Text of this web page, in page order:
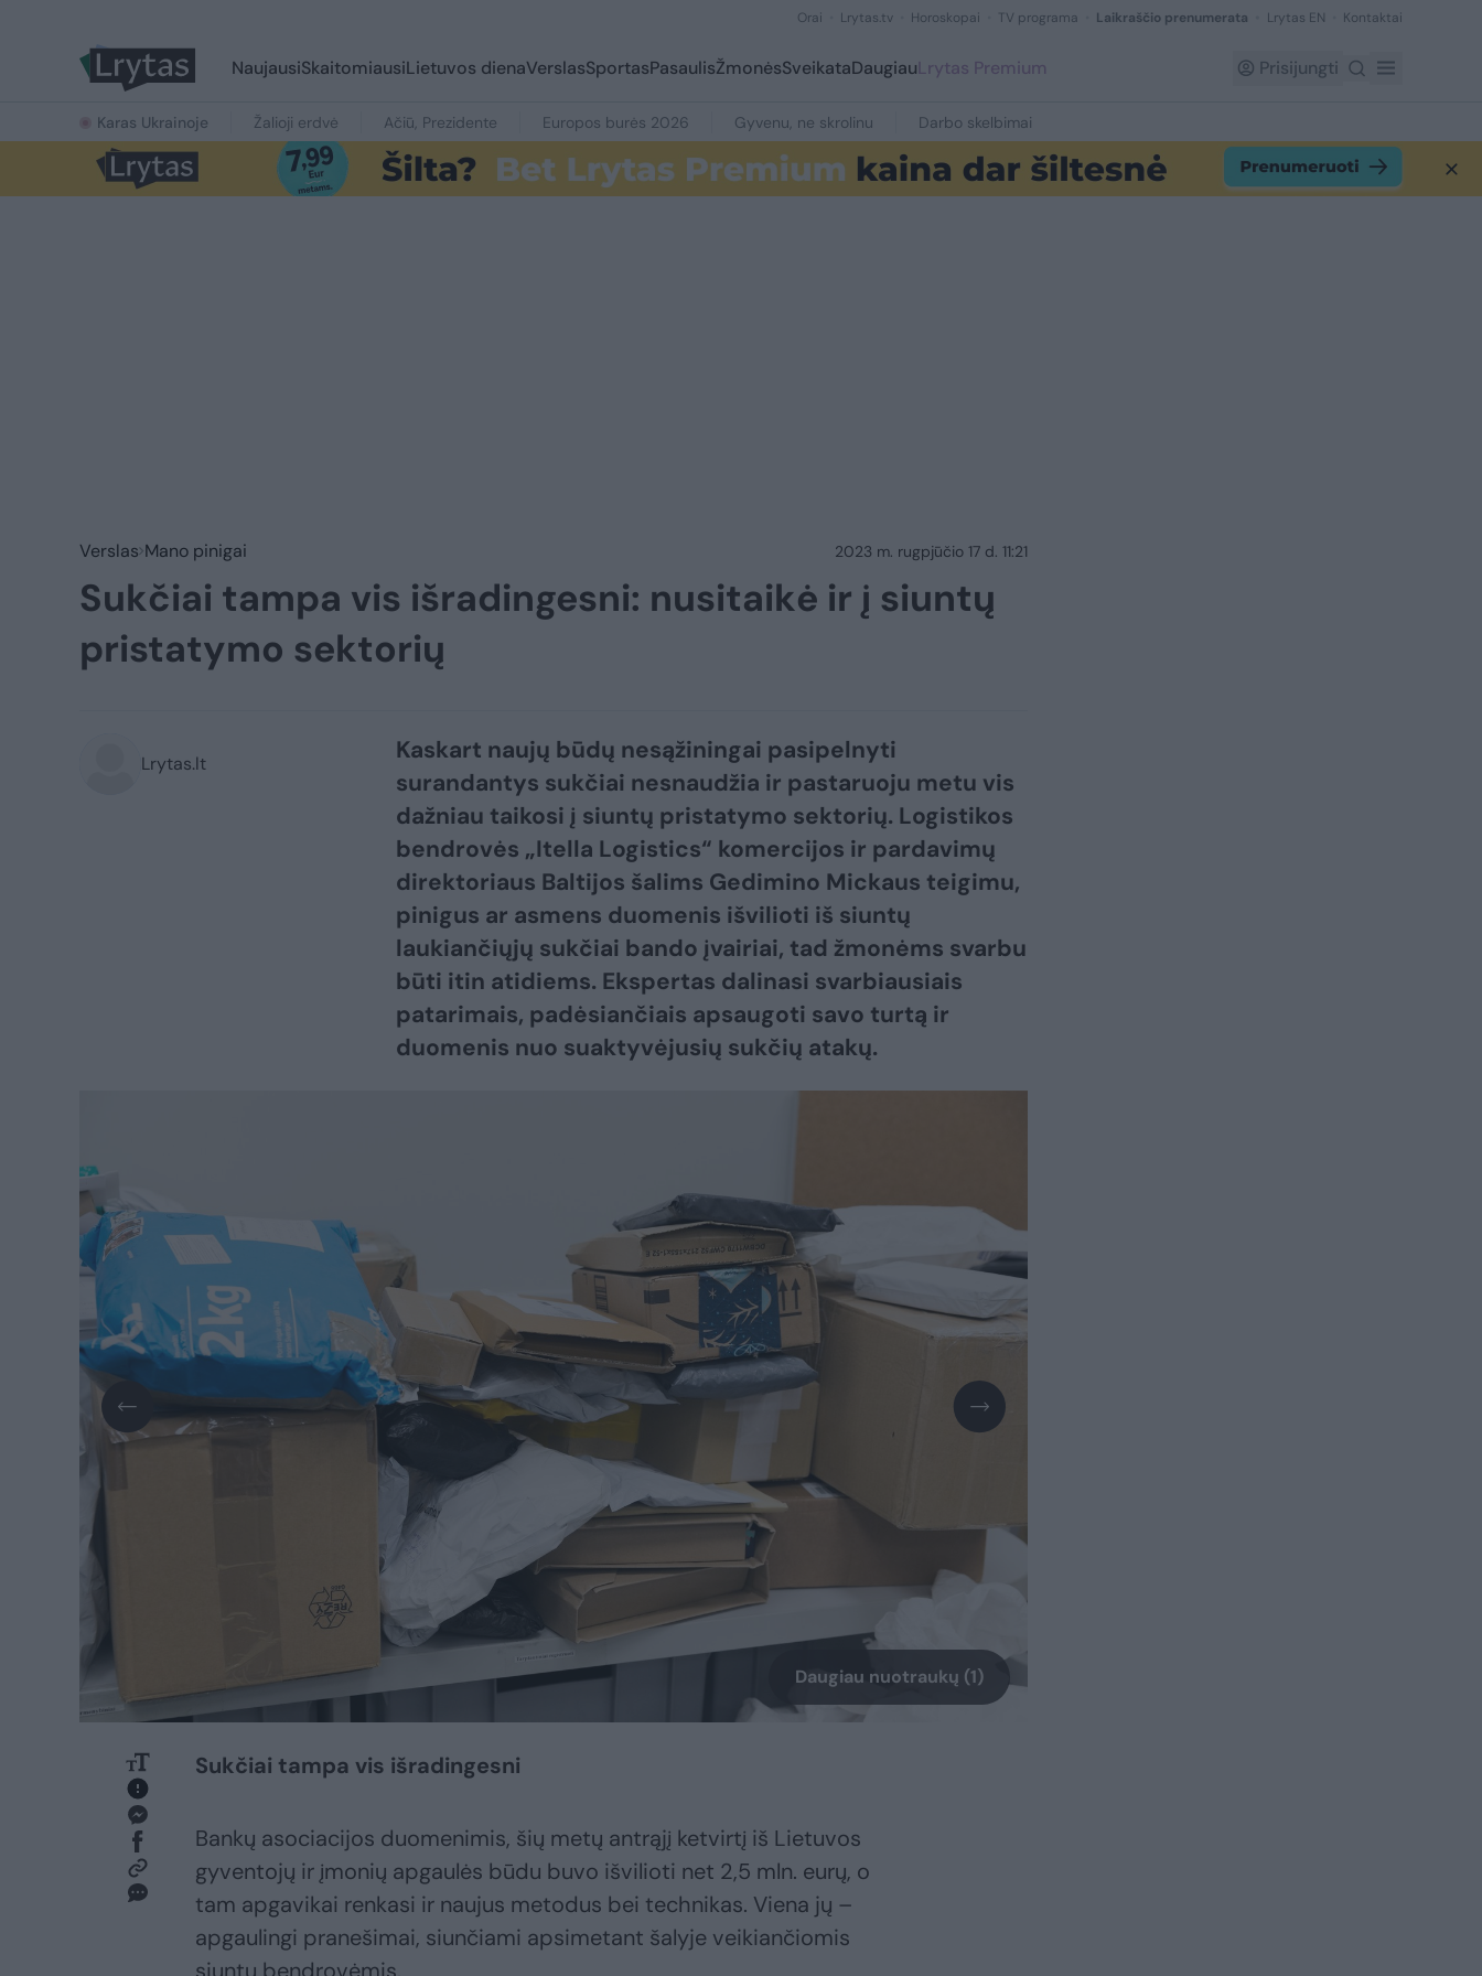
Orai Lrytas.tv Horoskopai TV programa Laikraščio prenumerata Lrytas EN Kontaktai
NaujausiSkaitomiausiLietuvos dienaVerslasSportasPasaulisŽmonėsSveikataDaugiauLrytas Premium Prisijungti
Karas Ukrainoje Žalioji erdvė Ačiū, Prezidente Europos burės 2026 Gyvenu, ne skrolinu Darbo skelbimai
Verslas Mano pinigai 2023 m. rugpjūčio 17 d. 11:21
Sukčiai tampa vis išradingesni: nusitaikė ir į siuntų
pristatymo sektorių
Lrytas.lt
Kaskart naujų būdų nesąžiningai pasipelnyti
surandantys sukčiai nesnaudžia ir pastaruoju metu vis
dažniau taikosi į siuntų pristatymo sektorių. Logistikos
bendrovės „Itella Logistics“ komercijos ir pardavimų
direktoriaus Baltijos šalims Gedimino Mickaus teigimu,
pinigus ar asmens duomenis išvilioti iš siuntų
laukiančiųjų sukčiai bando įvairiai, tad žmonėms svarbu
būti itin atidiems. Ekspertas dalinasi svarbiausiais
patarimais, padėsiančiais apsaugoti savo turtą ir
duomenis nuo suaktyvėjusių sukčių atakų.
Daugiau nuotraukų (1)
Sukčiai tampa vis išradingesni
Bankų asociacijos duomenimis, šių metų antrąjį ketvirtį iš Lietuvos
gyventojų ir įmonių apgaulės būdu buvo išvilioti net 2,5 mln. eurų, o
tam apgavikai renkasi ir naujus metodus bei technikas. Viena jų –
apgaulingi pranešimai, siunčiami apsimetant šalyje veikiančiomis